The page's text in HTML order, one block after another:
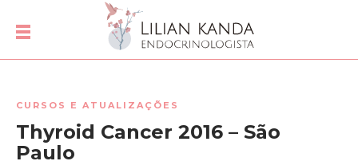
CURSOS E ATUALIZAÇÕES
Thyroid Cancer 2016 – São
Paulo